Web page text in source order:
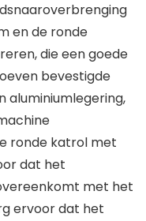
en de ronde
die een goede
bevestigde
aluminiumlegering,
ronde katrol met
dat het
met het
ervoor dat het